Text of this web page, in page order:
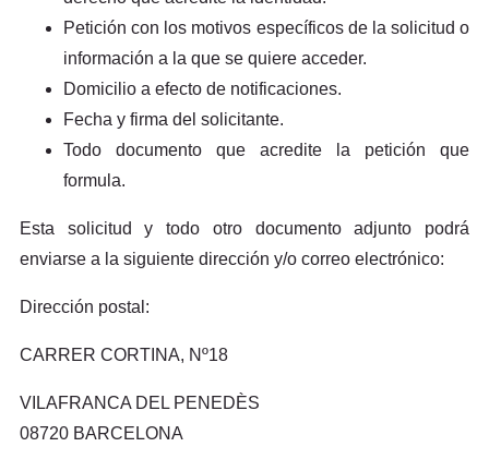
Petición con los motivos específicos de la solicitud o
información a la que se quiere acceder.
Domicilio a efecto de notificaciones.
Fecha y firma del solicitante.
Todo documento que acredite la petición que
formula.
Esta solicitud y todo otro documento adjunto podrá
enviarse a la siguiente dirección y/o correo electrónico:
Dirección postal:
CARRER CORTINA, Nº18
VILAFRANCA DEL PENEDÈS
08720 BARCELONA